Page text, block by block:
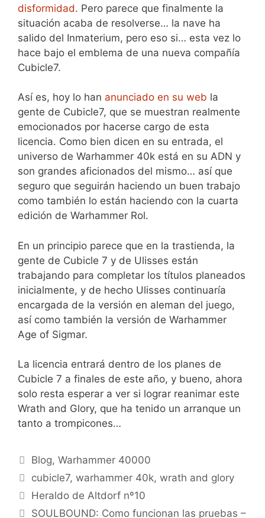
disformidad. Pero parece que finalmente la
situación acaba de resolverse… la nave ha
salido del Inmaterium, pero eso si… esta vez lo
hace bajo el emblema de una nueva compañía
Cubicle7.
Así es, hoy lo han anunciado en su web la
gente de Cubicle7, que se muestran realmente
emocionados por hacerse cargo de esta
licencia. Como bien dicen en su entrada, el
universo de Warhammer 40k está en su ADN y
son grandes aficionados del mismo… así que
seguro que seguirán haciendo un buen trabajo
como también lo están haciendo con la cuarta
edición de Warhammer Rol.
En un principio parece que en la trastienda, la
gente de Cubicle 7 y de Ulisses están
trabajando para completar los títulos planeados
inicialmente, y de hecho Ulisses continuaría
encargada de la versión en aleman del juego,
así como también la versión de Warhammer
Age of Sigmar.
La licencia entrará dentro de los planes de
Cubicle 7 a finales de este año, y bueno, ahora
solo resta esperar a ver si lograr reanimar este
Wrath and Glory, que ha tenido un arranque un
tanto a trompicones…
Categorías
Blog,Warhammer 40000
Etiquetas
cubicle7,warhammer 40k,wrath and glory
Heraldo de Altdorf nº10
SOULBOUND: Como funcionan las pruebas –